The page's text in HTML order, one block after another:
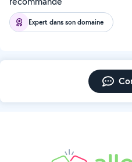
Expert dans son domaine